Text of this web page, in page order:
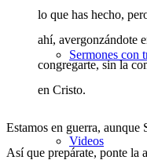
Sermones con
Videos
lo que has hecho,
ahí, avergonzándote
congregarte, sin la
en Cristo.
Estamos en guerra, aunque
Así que prepárate, ponte la